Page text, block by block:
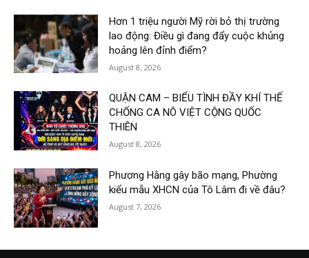
Hơn 1 triệu người Mỹ rời bỏ thị trường
lao động: Điều gì đang đẩy cuộc khủng
hoảng lên đỉnh điểm?
August 8, 2026
QUẬN CAM – BIỂU TÌNH ĐẦY KHÍ THẾ
CHỐNG CA NÔ VIỆT CỘNG QUỐC
THIÊN
August 8, 2026
Phương Hằng gây bão mạng, Phường
kiểu mẫu XHCN của Tô Lâm đi về đâu?
August 7, 2026